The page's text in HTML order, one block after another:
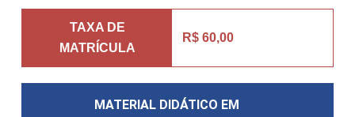
TAXA DE
MATRÍCULA
R$ 60,00
MATERIAL DIDÁTICO EM